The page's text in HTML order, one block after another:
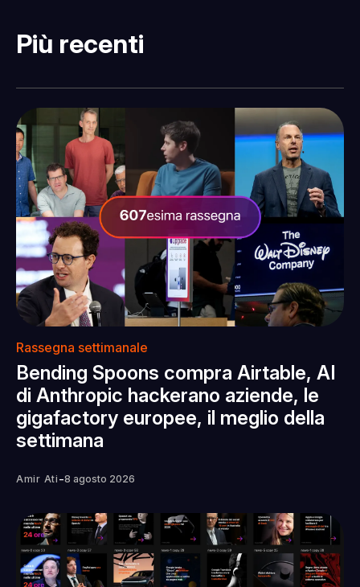
Più recenti
Rassegna settimanale
Bending Spoons compra Airtable, AI
di Anthropic hackerano aziende, le
gigafactory europee, il meglio della
settimana
Amir Ati -8 agosto 2026